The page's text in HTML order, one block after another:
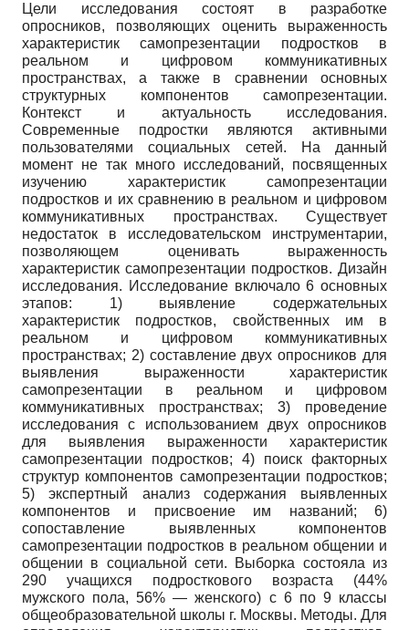
Цели исследования состоят в разработке
опросников, позволяющих оценить выраженность
характеристик самопрезентации подростков в
реальном и цифровом коммуникативных
пространствах, а также в сравнении основных
структурных компонентов самопрезентации.
Контекст и актуальность исследования.
Современные подростки являются активными
пользователями социальных сетей. На данный
момент не так много исследований, посвященных
изучению характеристик самопрезентации
подростков и их сравнению в реальном и цифровом
коммуникативных пространствах. Существует
недостаток в исследовательском инструментарии,
позволяющем оценивать выраженность
характеристик самопрезентации подростков. Дизайн
исследования. Исследование включало 6 основных
этапов: 1) выявление содержательных
характеристик подростков, свойственных им в
реальном и цифровом коммуникативных
пространствах; 2) составление двух опросников для
выявления выраженности характеристик
самопрезентации в реальном и цифровом
коммуникативных пространствах; 3) проведение
исследования с использованием двух опросников
для выявления выраженности характеристик
самопрезентации подростков; 4) поиск факторных
структур компонентов самопрезентации подростков;
5) экспертный анализ содержания выявленных
компонентов и присвоение им названий; 6)
сопоставление выявленных компонентов
самопрезентации подростков в реальном общении и
общении в социальной сети. Выборка состояла из
290 учащихся подросткового возраста (44%
мужского пола, 56% — женского) с 6 по 9 классы
общеобразовательной школы г. Москвы. Методы. Для